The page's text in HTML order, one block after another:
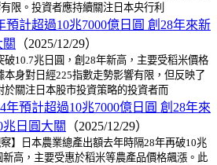
限。投資者應持續關注日本央行利
預計超過10兆7000億日圓 創28年來新
（2025/12/29）
破10.7兆日圓，創28年新高，主要受稻米價格
本身對日經225指數走勢影響有限，但反映了
於關注日本股市投資策略的投資者而
年預計超過10兆7000億日圓 創28年來
日圓大關
（2025/12/29）
察】日本農業總產出額去年時隔28年再破10兆
新高，主要受惠於稻米等農產品價格飆漲。此